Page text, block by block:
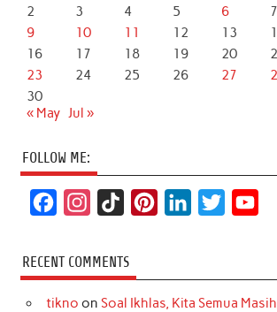
2
3 4 5 6 7
9
10 11 12 13
16
17 18 19 20
23
24 25 26 27
30
« May Jul »
FOLLOW ME:
c
e
b
s
t
a
k
T
o
t
e
k
e
t
t
T
u
RECENT COMMENTS
tikno on Soal Ikhlas, Kita Semua